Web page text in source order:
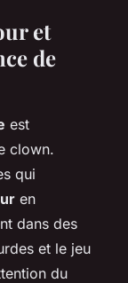
et
de
est
clown.
qui
en
dans des
et le jeu
du